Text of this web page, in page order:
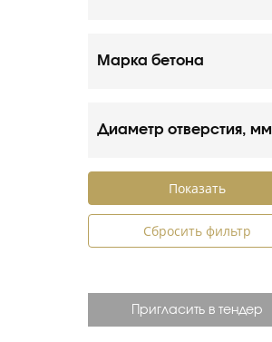
Марка бетона
Диаметр отверстия, мм
Сбросить фильтр
Пригласить в тендер